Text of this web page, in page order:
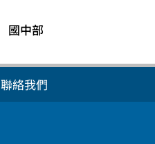
國中部
聯絡我們